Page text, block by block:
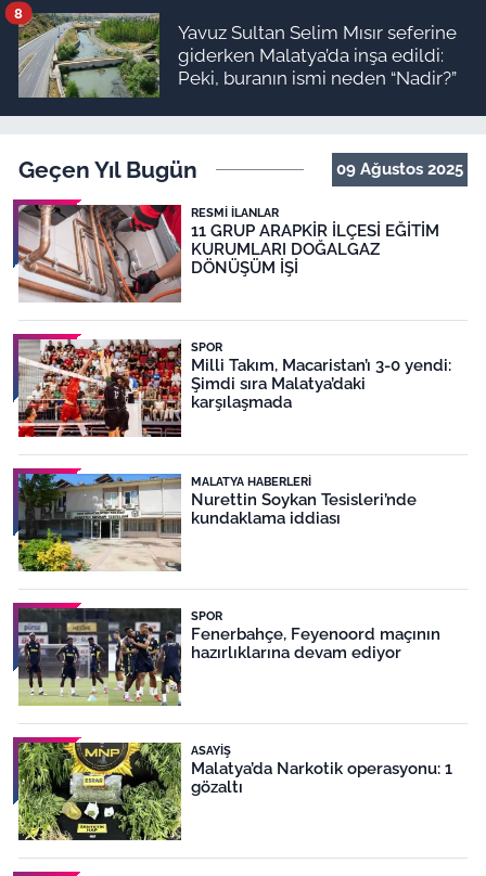
Yavuz Sultan Selim Mısır seferine
giderken Malatya’da inşa edildi:
Peki, buranın ismi neden “Nadir?”
8
Geçen Yıl Bugün 09 Ağustos 2025
RESMI İLANLAR
11 GRUP ARAPKİR İLÇESİ EĞİTİM
KURUMLARI DOĞALGAZ
DÖNÜŞÜM İŞİ
SPOR
Milli Takım, Macaristan’ı 3-0 yendi:
Şimdi sıra Malatya’daki
karşılaşmada
MALATYA HABERLERI
Nurettin Soykan Tesisleri’nde
kundaklama iddiası
SPOR
Fenerbahçe, Feyenoord maçının
hazırlıklarına devam ediyor
ASAYIŞ
Malatya’da Narkotik operasyonu: 1
gözaltı